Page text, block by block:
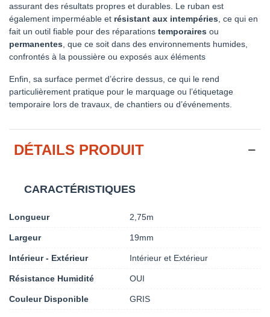
assurant des résultats propres et durables. Le ruban est
également imperméable et résistant aux intempéries , ce qui en
fait un outil fiable pour des réparations temporaires ou
permanentes , que ce soit dans des environnements humides,
confrontés à la poussière ou exposés aux éléments
Enfin, sa surface permet d’écrire dessus, ce qui le rend
particulièrement pratique pour le marquage ou l’étiquetage
temporaire lors de travaux, de chantiers ou d’événements.
DÉTAILS PRODUIT
CARACTÉRISTIQUES
Longueur 2,75m
Largeur 19mm
Intérieur - Extérieur Intérieur et Extérieur
Résistance Humidité OUI
Couleur Disponible GRIS